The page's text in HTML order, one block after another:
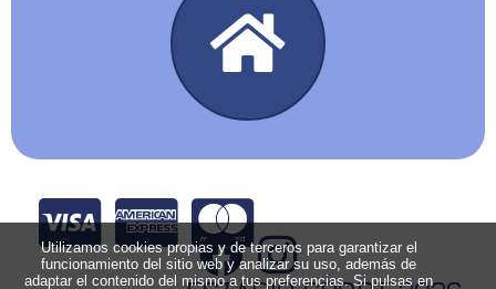
Utilizamos cookies propias y de terceros para garantizar el
funcionamiento del sitio web y analizar su uso, además de
adaptar el contenido del mismo a tus preferencias. Si pulsas en